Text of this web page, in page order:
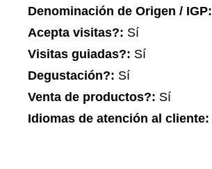
Denominación de Origen / IGP:
Acepta visitas?: Sí
Visitas guiadas?: Sí
Degustación?: Sí
Venta de productos?: Sí
Idiomas de atención al cliente: